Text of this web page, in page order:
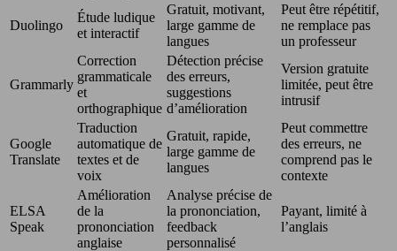
Duolingo
Étude ludique
et interactif
Gratuit, motivant,
large gamme de
langues
Peut être répétitif,
ne remplace pas
un professeur
Grammarly
Correction
grammaticale
et
orthographique
Détection précise
des erreurs,
suggestions
d’amélioration
Version gratuite
limitée, peut être
intrusif
Google
Translate
Traduction
automatique de
textes et de
voix
Gratuit, rapide,
large gamme de
langues
Peut commettre
des erreurs, ne
comprend pas le
contexte
ELSA
Speak
Amélioration
de la
prononciation
anglaise
Analyse précise de
la prononciation,
feedback
personnalisé
Payant, limité à
l’anglais